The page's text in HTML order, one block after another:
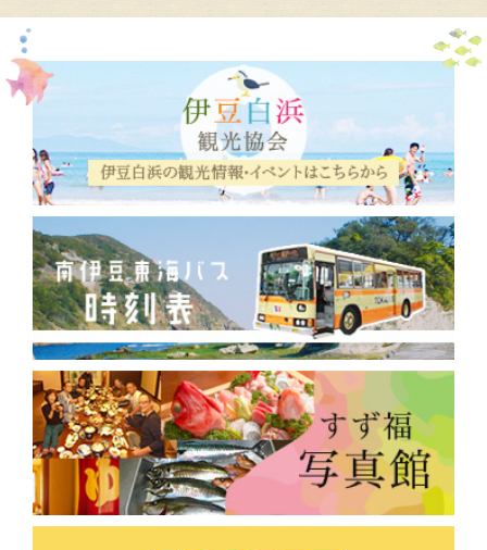
2019年7月(2)
2019年1月(1)
2018年12月(1)
2018年9月(2)
2018年8月(5)
2018年3月
(1)
2017年12月(2)
2017年10月(3)
2017年9月(30)
2017年7月(13)